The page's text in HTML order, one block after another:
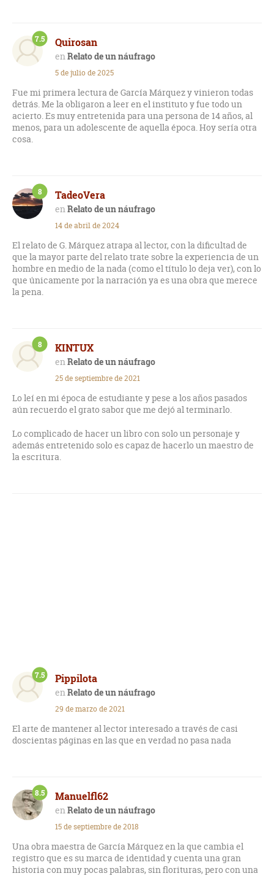
Quirosan
Relato de un náufrago
7.5
5 de julio de 2025
Fue mi primera lectura de García Márquez y vinieron todas
detrás. Me la obligaron a leer en el instituto y fue todo un
acierto. Es muy entretenida para una persona de 14 años, al
menos, para un adolescente de aquella época. Hoy sería otra
cosa.
TadeoVera
Relato de un náufrago
8
14 de abril de 2024
El relato de G. Márquez atrapa al lector, con la dificultad de
que la mayor parte del relato trate sobre la experiencia de un
hombre en medio de la nada (como el título lo deja ver), con lo
que únicamente por la narración ya es una obra que merece
la pena.
KINTUX
Relato de un náufrago
8
25 de septiembre de 2021
Lo leí en mi época de estudiante y pese a los años pasados
aún recuerdo el grato sabor que me dejó al terminarlo.
Lo complicado de hacer un libro con solo un personaje y
además entretenido solo es capaz de hacerlo un maestro de
la escritura.
Pippilota
Relato de un náufrago
7.5
29 de marzo de 2021
El arte de mantener al lector interesado a través de casi
doscientas páginas en las que en verdad no pasa nada
Manuelfl62
Relato de un náufrago
8.5
15 de septiembre de 2018
Una obra maestra de García Márquez en la que cambia el
registro que es su marca de identidad y cuenta una gran
historia con muy pocas palabras, sin florituras, pero con una